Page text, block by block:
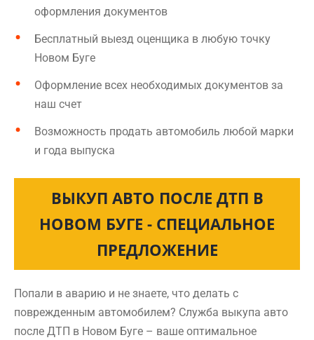
оформления документов
Бесплатный выезд оценщика в любую точку
Новом Буге
Оформление всех необходимых документов за
наш счет
Возможность продать автомобиль любой марки
и года выпуска
ВЫКУП АВТО ПОСЛЕ ДТП В
НОВОМ БУГЕ - СПЕЦИАЛЬНОЕ
ПРЕДЛОЖЕНИЕ
Попали в аварию и не знаете, что делать с
поврежденным автомобилем? Служба выкупа авто
после ДТП в Новом Буге – ваше оптимальное